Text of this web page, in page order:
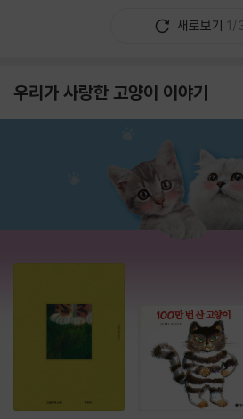
새로보기 1/
우리가 사랑한 고양이 이야기